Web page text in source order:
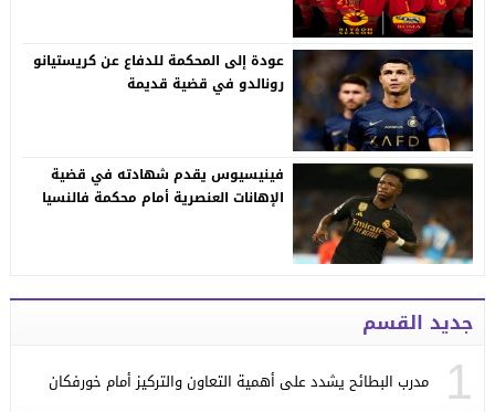
عودة إلى المحكمة للدفاع عن كريستيانو
رونالدو في قضية قديمة
فينيسيوس يقدم شهادته في قضية
الإهانات العنصرية أمام محكمة فالنسيا
جديد القسم
1 مدرب البطائح يشدد على أهمية التعاون والتركيز أمام خورفكان